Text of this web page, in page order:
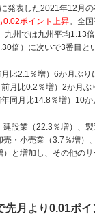
発表した2021年12月
0.02ポイント上昇。全
州では九州平均1.13
倍）に次いで3番目と
比2.1％増）6か月ぶり
月比0.2％増）2か月ぶ
同月比14.8％増）10か
設業（22.3％増）、
・小売業（3.7％増）
と増加し、その他の
月より0.01ポ